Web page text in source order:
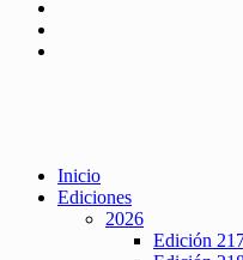
Inicio
Ediciones
2026
Edición